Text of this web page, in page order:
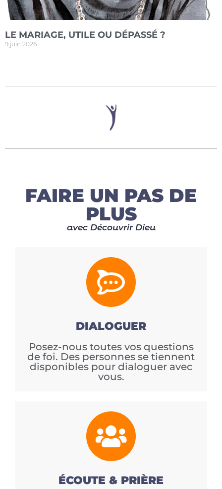
LE MARIAGE, UTILE OU DÉPASSÉ ?
9 juin 2026
FAIRE UN PAS DE
PLUS
avec Découvrir Dieu
DIALOGUER
Posez-nous toutes vos questions
de foi. Des personnes se tiennent
disponibles pour dialoguer avec
vous.
ÉCOUTE & PRIÈRE